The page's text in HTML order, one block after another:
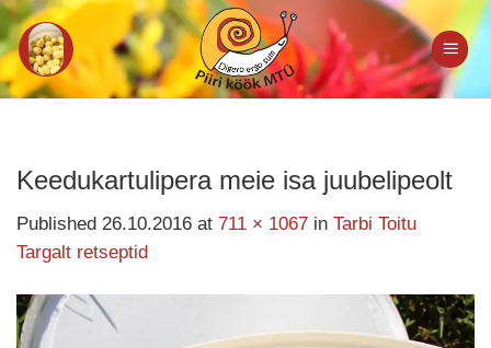
Skip
to
content
Keedukartulipera meie isa juubelipeolt
Published 26.10.2016 at 711 × 1067 in Tarbi Toitu
Targalt retseptid